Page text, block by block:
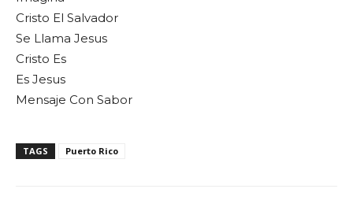
Cristo El Salvador
Se Llama Jesus
Cristo Es
Es Jesus
Mensaje Con Sabor
TAGS Puerto Rico